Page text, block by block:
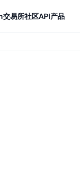
交易所社区API产品